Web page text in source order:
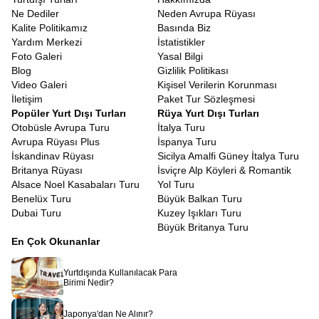
kılmak amacıyla titizlikle hazırlanmıştır.
İspanya Turu Fırsatları
Yurt dışı seyahatlerinin en düşündürücü kısmı şüphesiz vize
süreçleridir. Ancak bir tur programına dahil olmak, bu süreci
bireysel başvurulara göre daha öngörülebilir kılar.
Başvurusu
ile yapıldığında, konsolosluklar seyahat
amacınızın, konaklamanızın ve ulaşımınızın garanti altında
olduğunu görür. Avrupa Rüyası olarak, vize başvuru sürecinizde
size rehberlik ediyoruz. Gerekli evrakların düzenlenmesi, randevu
süreçleri ve dosya hazırlığı konularında tecrübeli ekibimizle
yanınızdayız. Tur katılımcısı olmanız, seyahat planınızın net ve
belgeli olmasını sağladığı için vize başvurunuzun değerlendirilme
aşamasında olumlu bir referans teşkil eder.
Vize maliyetleri, seyahat bütçesinin önemli bir kalemidir ve
bu ücretler konsolosluklar tarafından belirlenir.
İspanya turistik vize ücret
tutarları, yetişkinler ve çocuklar
için farklılık gösterebilir ve zaman zaman güncellenebilir.
Bu ücret, vize harcı ve aracı kurum hizmet bedelini kapsar.
Avrupa Rüyası olarak, tur ücretinin dışında kalan bu
kalemi, başvuru aşamasında size net bir şekilde
bildiriyoruz.
Vize ücretinin ödenmesi, seyahat sigortasının yapılması
gibi bürokratik detaylarda kaybolmanıza izin vermeden,
Ne Dediler
Kalite Politikamız
Yardım Merkezi
Foto Galeri
Blog
Video Galeri
İletişim
Neden Avrupa Rüyası
Basında Biz
İstatistikler
Yasal Bilgi
Gizlilik Politikası
Kişisel Verilerin Korunması
Paket Tur Sözleşmesi
Popüler Yurt Dışı Turları
Otobüsle Avrupa Turu
Avrupa Rüyası Plus
İskandinav Rüyası
Britanya Rüyası
Alsace Noel Kasabaları Turu
Benelüx Turu
Dubai Turu
Rüya Yurt Dışı Turları
İtalya Turu
İspanya Turu
Sicilya Amalfi Güney İtalya Turu
İsviçre Alp Köyleri & Romantik
Yol Turu
Büyük Balkan Turu
Kuzey Işıkları Turu
Büyük Britanya Turu
En Çok Okunanlar
Yurtdışında Kullanılacak Para
Birimi Nedir?
Japonya'dan Ne Alınır?